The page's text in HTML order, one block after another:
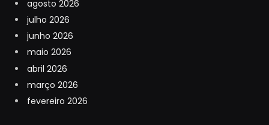
agosto 2026
julho 2026
junho 2026
maio 2026
abril 2026
março 2026
fevereiro 2026